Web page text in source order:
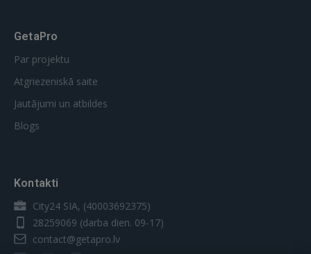
GetaPro
Par projektu
Atgriezeniskā saite
Jautājumi un atbildes
Blogs
Kontakti
City24 SIA, (40003692375)
28259069 (darba dien. 09-17)
contact@getapro.lv